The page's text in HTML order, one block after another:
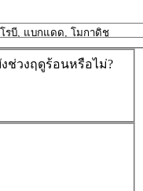
วงฤดูร้อนหรือไม่?